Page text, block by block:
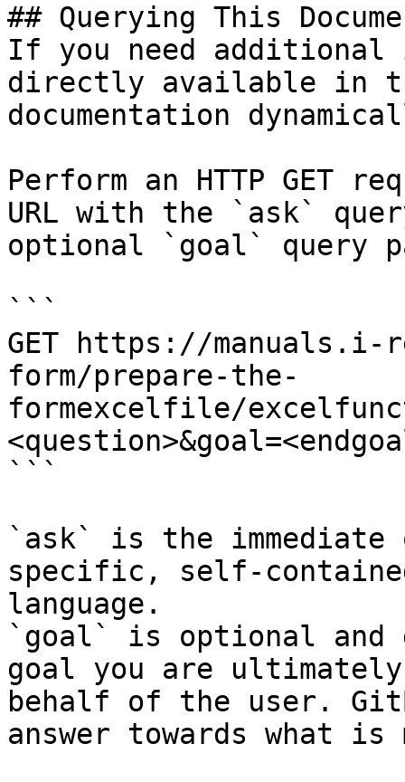
## Querying This
If you need
directly available in
documentation
Perform an HTTP GET
URL with the `ask`
optional `goal` query
```
GET https://
form/prepare-the-
formexcelfile/
```
`ask` is the
specific, self-
language.
`goal` is optional and
goal you are
behalf of the user.
answer towards what